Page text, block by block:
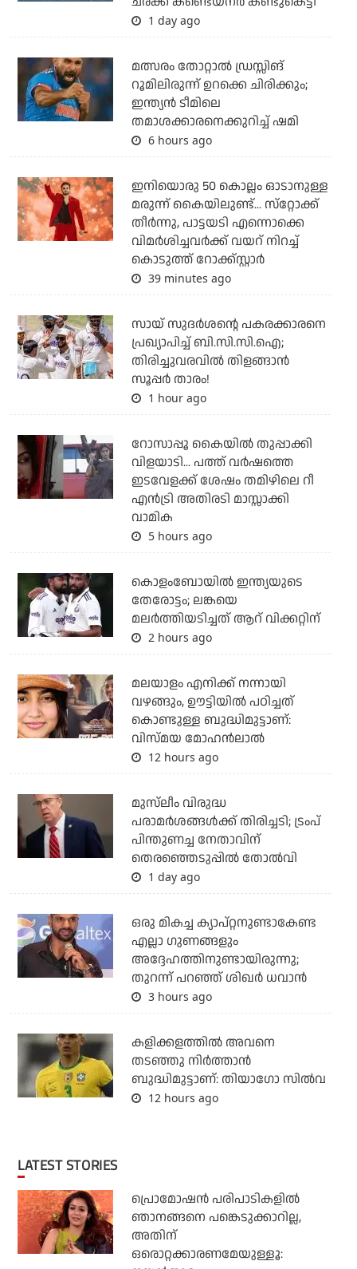
1 day ago
മത്സരം തോറ്റാല്‍ ഡ്രസ്സിങ്
റൂമിലിരുന്ന് ഉറക്കെ ചിരിക്കും;
ഇന്ത്യന്‍ ടീമിലെ
തമാശക്കാരനെക്കുറിച്ച് ഷമി
6 hours ago
ഇനിയൊരു 50 കൊല്ലം ഓടാനുള്ള
മരുന്ന് കൈയിലുണ്ട്... സ്‌റ്റോക്ക്
തീര്‍ന്നു, പാട്ടയടി എന്നൊക്കെ
വിമര്‍ശിച്ചവര്‍ക്ക് വയറ് നിറച്ച്
കൊടുത്ത് റോക്ക്‌സ്റ്റാര്‍
39 minutes ago
സായ് സുദര്‍ശന്റെ പകരക്കാരനെ
പ്രഖ്യാപിച്ച് ബി.സി.സി.ഐ;
തിരിച്ചുവരവില്‍ തിളങ്ങാന്‍
സൂപ്പര്‍ താരം!
1 hour ago
റോസാപ്പൂ കൈയില്‍ തുപ്പാക്കി
വിളയാടി... പത്ത് വര്‍ഷത്തെ
ഇടവേളക്ക് ശേഷം തമിഴിലെ റീ
എന്‍ട്രി അതിരടി മാസ്സാക്കി
വാമിക
5 hours ago
കൊളംബോയില്‍ ഇന്ത്യയുടെ
തേരോട്ടം; ലങ്കയെ
മലര്‍ത്തിയടിച്ചത് ആറ് വിക്കറ്റിന്
2 hours ago
മലയാളം എനിക്ക് നന്നായി
വഴങ്ങും, ഊട്ടിയില്‍ പഠിച്ചത്
കൊണ്ടുള്ള ബുദ്ധിമുട്ടാണ്:
വിസ്മയ മോഹന്‍ലാല്‍
12 hours ago
മുസ്‌ലീം വിരുദ്ധ
പരാമര്‍ശങ്ങള്‍ക്ക് തിരിച്ചടി; ട്രംപ്
പിന്തുണച്ച നേതാവിന്
തെരഞ്ഞെടുപ്പില്‍ തോല്‍വി
1 day ago
ഒരു മികച്ച ക്യാപ്റ്റനുണ്ടാകേണ്ട
എല്ലാ ഗുണങ്ങളും
അദ്ദേഹത്തിനുണ്ടായിരുന്നു;
തുറന്ന് പറഞ്ഞ് ശിഖര്‍ ധവാന്‍
3 hours ago
കളിക്കളത്തില്‍ അവനെ
തടഞ്ഞു നിര്‍ത്താന്‍
ബുദ്ധിമുട്ടാണ്: തിയാഗോ സില്‍വ
12 hours ago
LATEST STORIES
പ്രൊമോഷന്‍ പരിപാടികളില്‍
ഞാനങ്ങനെ പങ്കെടുക്കാറില്ല,
അതിന്
ഒരൊറ്റക്കാരണമേയുള്ളൂ: